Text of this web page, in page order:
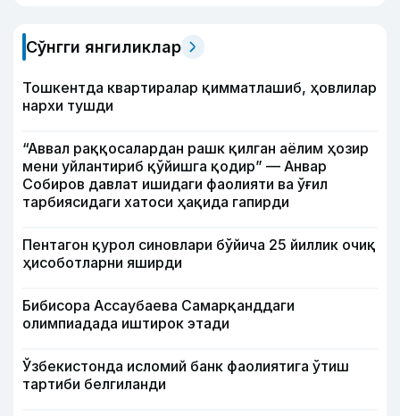
Сўнгги янгиликлар
Тошкентда квартиралар қимматлашиб, ҳовлилар
нархи тушди
“Аввал раққосалардан рашк қилган аёлим ҳозир
мени уйлантириб қўйишга қодир” — Анвар
Собиров давлат ишидаги фаолияти ва ўғил
тарбиясидаги хатоси ҳақида гапирди
Пентагон қурол синовлари бўйича 25 йиллик очиқ
ҳисоботларни яширди
Бибисора Ассаубаева Самарқанддаги
олимпиадада иштирок этади
Ўзбекистонда исломий банк фаолиятига ўтиш
тартиби белгиланди